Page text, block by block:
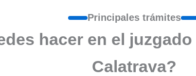
Principales trámites
hacer en el
Calatrava?